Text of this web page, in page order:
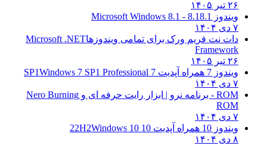
ویندوز 8.18.1 - Microsoft Windows 8.1
دات نت فریم ورک برای تمامی ویندوزهاMicrosoft .NET
Framework
ویندوز 7 همراه آپدیت 7 SP1
Windows 7 SP1 Professional
ROM - برنامه نرو | ابزار رایت حرفه ای و
Nero Burning
ویندوز 10 همراه آپدیت 10 22H2
Windows 10